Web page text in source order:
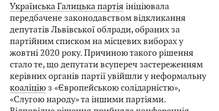
Українська Галицька партія ініціювала
передбачене законодавством відкликання
депутатів Львівської облради, обраних за
партійним списком на місцевих виборах у
жовтні 2020 року. Причиною такого рішення
стало те, що депутати всупереч застереженням
керівних органів партії увійшли у неформальну
коаліцію з «Європейською солідарністю»,
«Слугою народу» та іншими партіями.